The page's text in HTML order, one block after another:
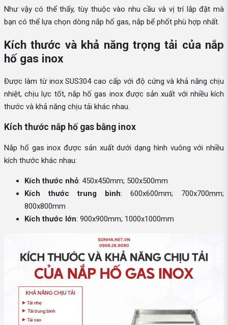
Như vậy có thể thấy, tùy thuộc vào nhu cầu và vị trí lắp đặt mà
bạn có thể lựa chọn dòng nắp hố gas, nắp bể phốt phù hợp nhất.
Kích thước và khả năng trọng tải của nắp
hố gas inox
Được làm từ inox SUS304 cao cấp với độ cứng và khả năng chịu
nhiệt, chịu lực tốt, nắp hố gas inox được sản xuất với nhiều kích
thước và khả năng chịu tải khác nhau.
Kích thước nắp hố gas bằng inox
Nắp hố gas inox được sản xuất dưới dạng hình vuông với nhiều
kích thước khác nhau:
Kích thước nhỏ: 450x450mm; 500x500mm
Kích thước trung bình: 600x600mm; 700x700mm;
800x800mm
Kích thước lớn: 900x900mm; 1000x1000mm